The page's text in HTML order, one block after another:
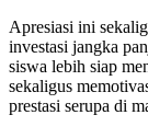
Apresiasi ini
investasi jangka
siswa lebih siap
sekaligus
prestasi serupa di